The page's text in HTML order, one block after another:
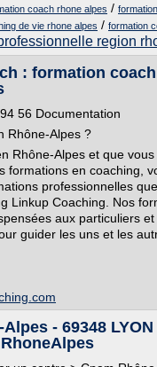
coach rhone alpes /
de vie rhone alpes / formation
region
: formation
56 Documentation
Rhône-Alpes ?
Rhône-Alpes et que
formations en coaching,
professionnelles
Linkup Coaching. Nos
aux particuliers et
guider les uns et les
- 69348 LYON